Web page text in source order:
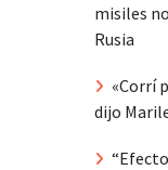
misiles
Rusia
«Corrí
dijo